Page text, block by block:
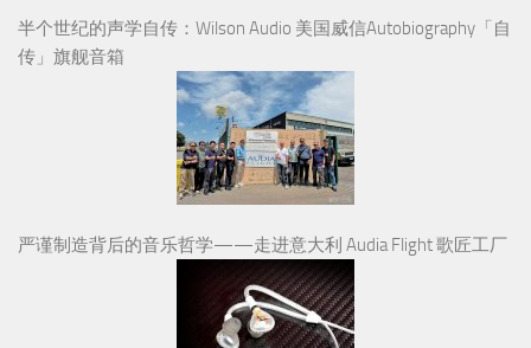
半个世纪的声学自传：Wilson Audio 美国威信Autobiography「自
传」旗舰音箱
严谨制造背后的音乐哲学——走进意大利 Audia Flight 歌匠工厂